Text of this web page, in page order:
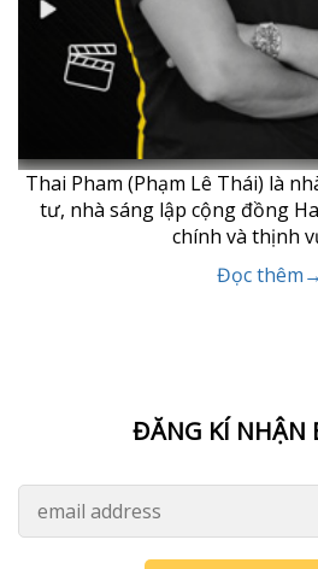
Thai Pham (Phạm Lê Thái) là
tư, nhà sáng lập cộng đồng
chính và thịnh
Đọc thêm→
ĐĂNG KÍ NHẬN